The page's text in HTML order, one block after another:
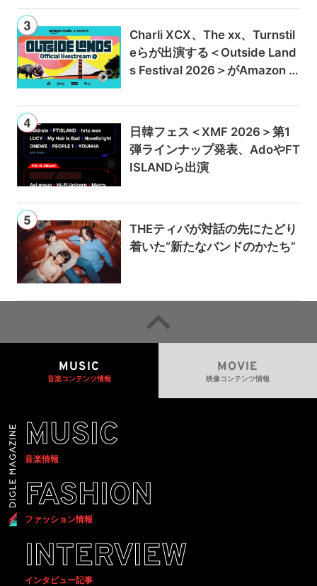
Charli XCX、The xx、Turnstil
eらが出演する＜Outside Land
s Festival 2026＞がAmazon M
ブ配信
日韓フェス＜XMF 2026＞第1
弾ラインナップ発表、AdoやFT
ISLANDら出演
THEティバが対話の先にたどり
着いた“新たなバンドのかたち”
MUSIC
音楽コンテンツ情報
MOVIE
映像コンテンツ情報
MUSIC
音楽情報
FASHION
ファッション情報
INTERVIEW
インタビュー記事